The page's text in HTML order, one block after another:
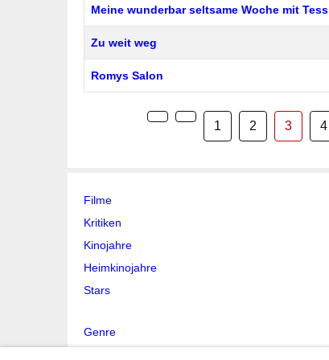
Meine wunderbar seltsame Woche mit Tess
Zu weit weg
Romys Salon
1 2 3 4
Filme
Kritiken
Kinojahre
Heimkinojahre
Stars
Genre